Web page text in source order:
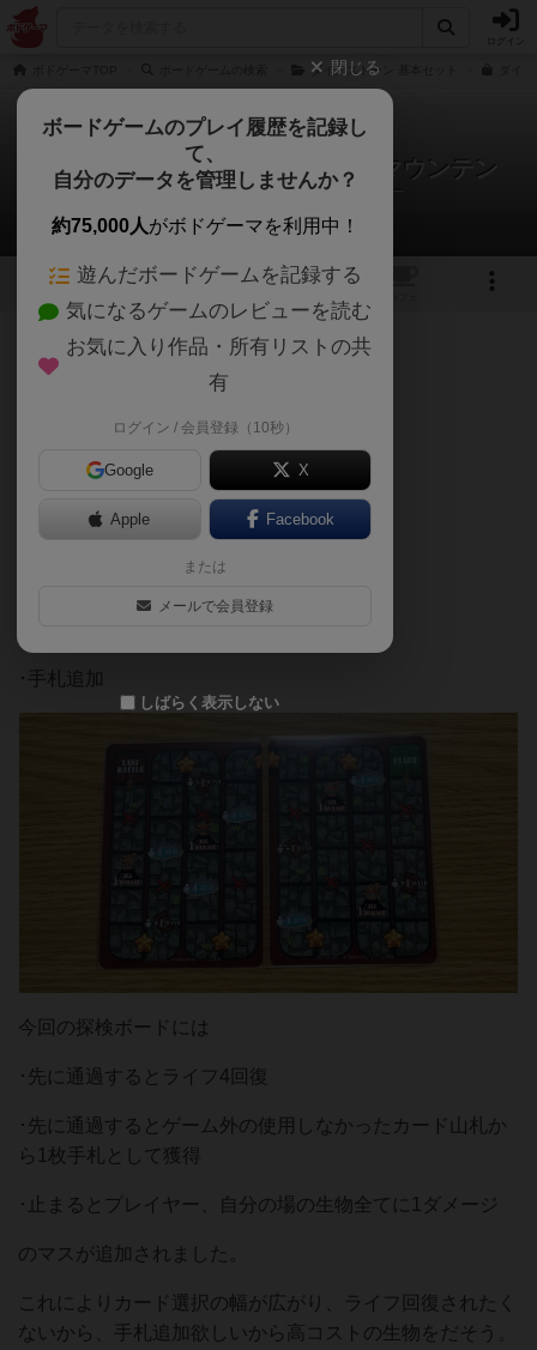
ダイノストーン 基本セット
ダイノストーン 第4弾 フレイムマウンテン
あさがおボドゲチャンネルさんのレビュー
2 2 4
525名 6名 0 約2年前
ダイノストーン独立型拡張第4弾
追加要素
･アビリティ2種追加
･探検ボードに新しいアイコン
･手札追加
今回の探検ボードには
･先に通過するとライフ4回復
･先に通過するとゲーム外の使用しなかったカード山札か
ら1枚手札として獲得
･止まるとプレイヤー、自分の場の生物全てに1ダメージ
のマスが追加されました。
これによりカード選択の幅が広がり、ライフ回復されたく
ないから、手札追加欲しいから高コストの生物をだそう。
閉じる
ボードゲームのプレイ履歴を記録し
て、
自分のデータを管理しませんか？
約75,000人がボドゲーマを利用中！
遊んだボードゲームを記録する
気になるゲームのレビューを読む
お気に入り作品・所有リストの共
有
ログイン / 会員登録（10秒）
Google X
Apple Facebook
または
メールで会員登録
しばらく表示しない